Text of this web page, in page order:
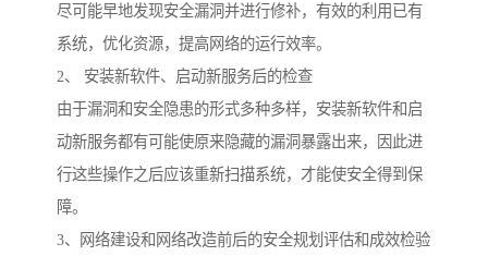
尽可能早地发现安全漏洞并进行修补，有效的利用已有
系统，优化资源，提高网络的运行效率。
2、 安装新软件、启动新服务后的检查
由于漏洞和安全隐患的形式多种多样，安装新软件和启
动新服务都有可能使原来隐藏的漏洞暴露出来，因此进
行这些操作之后应该重新扫描系统，才能使安全得到保
障。
3、网络建设和网络改造前后的安全规划评估和成效检验